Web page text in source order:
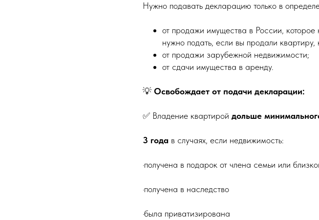
Нужно подавать декларацию только в
от продажи имущества в России,
нужно подать, если вы продали
от продажи зарубежной недвижимости;
от сдачи имущества в аренду.
💡 Освобождает от подачи декларации:
✅ Владение квартирой дольше
3 года в случаях, если недвижимость:
·получена в подарок от члена семьи или
·получена в наследство
·была приватизирована